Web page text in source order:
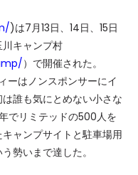
)は7月13日、14日、15日
キャンプ村
）で開催された。
ーはノンスポンサーにイ
誰も気にとめない小さな
でリミテッドの500人を
ャンプサイトと駐車場用
勢いまで達した。